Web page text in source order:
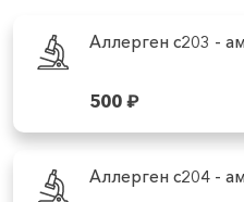
Аллерген c203 -
500₽
Аллерген c204 -